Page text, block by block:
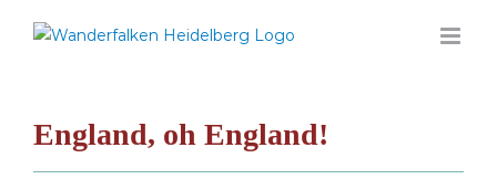
Inhalt
England, oh England!